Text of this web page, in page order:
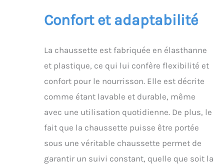
famille. Est-ce facile à
installer ? Dream Sock
Bluetooth et Wi-Fi 2,4
GHz pour une
expérience fiable et
fluide (non compatible
l’installation, connectez
la chaussette et votre
téléphone/tablette au
Wi-Fi 2,4 GHz. Après
configuration, vous
appareil mobile en 5
Confort et adaptabilité
La chaussette est fabriquée en élasthanne
et plastique, ce qui lui confère flexibilité et
confort pour le nourrisson. Elle est décrite
comme étant lavable et durable, même
avec une utilisation quotidienne. De plus, le
fait que la chaussette puisse être portée
sous une véritable chaussette permet de
garantir un suivi constant, quelle que soit la